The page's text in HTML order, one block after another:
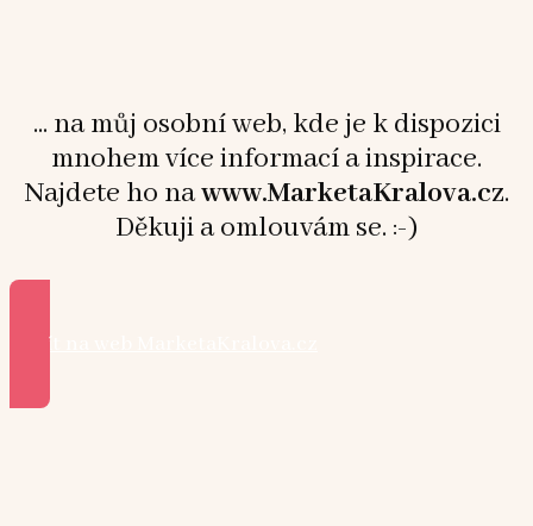
... na můj osobní web, kde je k dispozici
mnohem více informací a inspirace.
Najdete ho nawww.MarketaKralova.cz.
Děkuji a omlouvám se. :-)
Přejít na web MarketaKralova.cz